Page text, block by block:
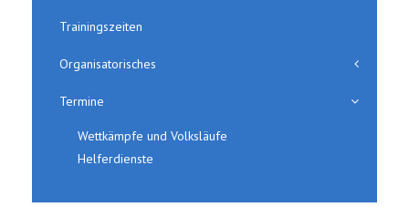
Trainingszeiten
Organisatorisches
Termine
Wettkämpfe und Volksläufe
Helferdienste